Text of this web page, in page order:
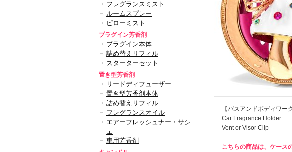
フレグランスミスト
ルームスプレー
ピローミスト
プラグイン芳香剤
プラグイン本体
詰め替えリフィル
スターターセット
置き型芳香剤
リードディフューザー
置き型芳香剤本体
詰め替えリフィル
フレグランスオイル
エアーフレッシュナー・サシ
ェ
車用芳香剤
【バスアンドボディワー
Car Fragrance Holder
Vent or Visor Clip
こちらの商品は、ケース